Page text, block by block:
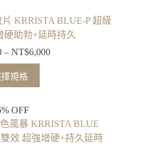
KRRISTA BLUE-P 超級
硬助勃+延時持久
– NT$6,000
規格
OFF